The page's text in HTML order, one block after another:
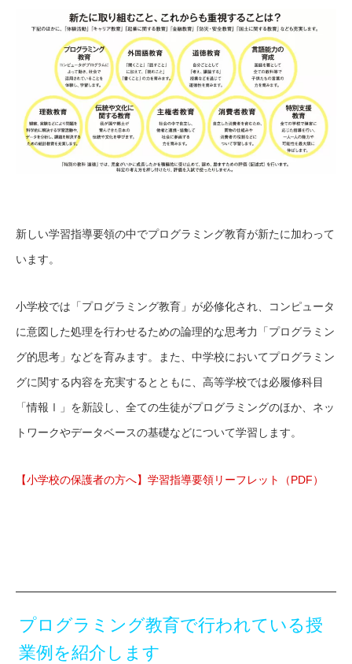
新しい学習指導要領の中でプログラミング教育が新たに加わって
います。
小学校では「プログラミング教育」が必修化され、コンピュータ
に意図した処理を行わせるための論理的な思考力「プログラミン
グ的思考」などを育みます。また、中学校においてプログラミン
グに関する内容を充実するとともに、高等学校では必履修科目
「情報Ⅰ」を新設し、全ての生徒がプログラミングのほか、ネッ
トワークやデータベースの基礎などについて学習します。
【小学校の保護者の方へ】学習指導要領リーフレット（PDF）
プログラミング教育で行われている授
業例を紹介します